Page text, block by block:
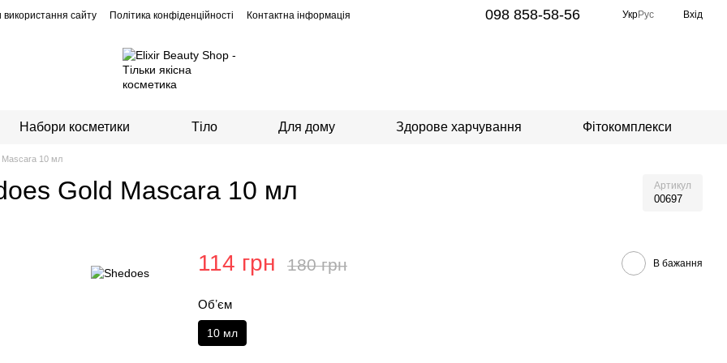
використання сайту Політика конфіденційності Контактна інформація 098 858-58-56 УкрРус Вхід
Набори косметики Тіло Для дому Здорове харчування Фітокомплекси
Mascara 10 мл
Gold Mascara 10 мл Артикул
00697
114 грн 180 грн В бажання
Обʼєм
10 мл